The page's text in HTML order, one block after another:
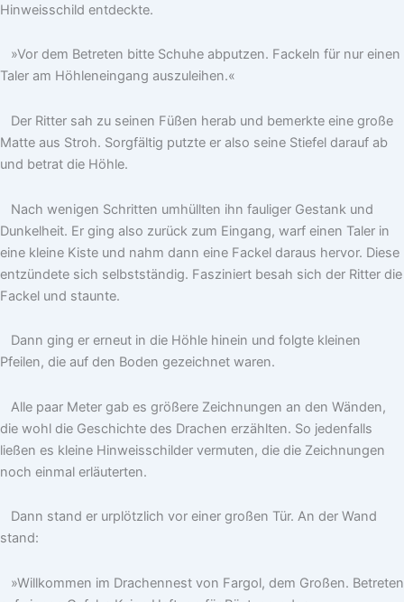
Hinweisschild entdeckte.
»Vor dem Betreten bitte Schuhe abputzen. Fackeln für nur einen
Taler am Höhleneingang auszuleihen.«
Der Ritter sah zu seinen Füßen herab und bemerkte eine große
Matte aus Stroh. Sorgfältig putzte er also seine Stiefel darauf ab
und betrat die Höhle.
Nach wenigen Schritten umhüllten ihn fauliger Gestank und
Dunkelheit. Er ging also zurück zum Eingang, warf einen Taler in
eine kleine Kiste und nahm dann eine Fackel daraus hervor. Diese
entzündete sich selbstständig. Fasziniert besah sich der Ritter die
Fackel und staunte.
Dann ging er erneut in die Höhle hinein und folgte kleinen
Pfeilen, die auf den Boden gezeichnet waren.
Alle paar Meter gab es größere Zeichnungen an den Wänden,
die wohl die Geschichte des Drachen erzählten. So jedenfalls
ließen es kleine Hinweisschilder vermuten, die die Zeichnungen
noch einmal erläuterten.
Dann stand er urplötzlich vor einer großen Tür. An der Wand
stand:
»Willkommen im Drachennest von Fargol, dem Großen. Betreten